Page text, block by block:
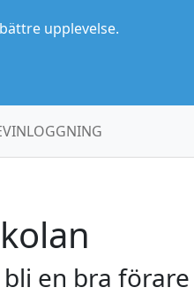
upplevelse.
en bra